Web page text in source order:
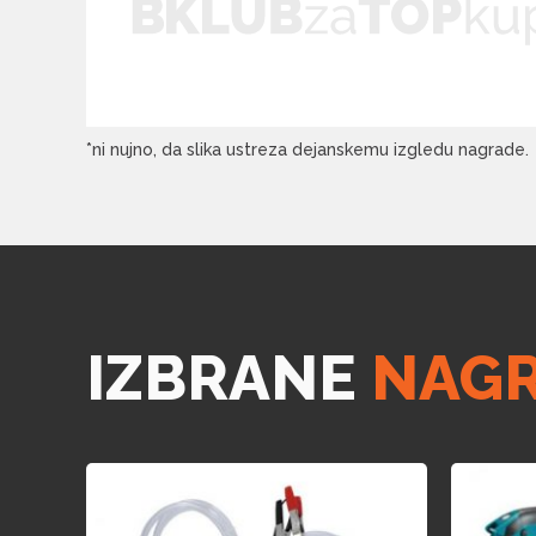
*ni nujno, da slika ustreza dejanskemu izgledu nagrade.
IZBRANE